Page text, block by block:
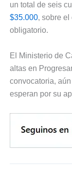
un total de seis
$35.000, sobre el
obligatorio.
El Ministerio de
altas en
convocatoria,
esperan por su